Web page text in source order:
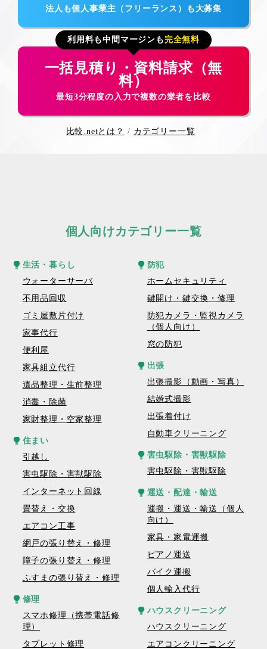
法人も個人事業主（フリーランス）も大募集
利用料も中間マージンも 完全無料
一括見積り・資料請求（無
料）
最短3分程度の入力で複数の業者を比較
比較.netとは？ カテゴリー一覧
個人向けカテゴリー一覧
生活・暮らし
ウォーターサーバ
不用品回収
ゴミ屋敷片付け
家事代行
便利屋
家具組立代行
遺品整理・生前整理
消毒・除菌
家財整理・空家整理
住まい
引越し
害虫駆除・害獣駆除
インターネット回線
畳替え・交換
エアコン工事
網戸の張り替え・修理
障子の張り替え・修理
ふすまの張り替え・修理
修理
スマホ修理（携帯電話修
理）
タブレット修理
防犯
ホームセキュリティ
鍵開け・鍵交換・修理
防犯カメラ・監視カメラ
（個人向け）
窓の防犯
出張
出張撮影（動画・写真）
結婚式撮影
出張着付け
自動車クリーニング
害虫駆除・害獣駆除
害虫駆除・害獣駆除
運送・配達・輸送
運搬・運送・輸送（個人
向け）
家具・家電運搬
ピアノ運送
バイク運搬
個人輸入代行
ハウスクリーニング
ハウスクリーニング
エアコンクリーニング